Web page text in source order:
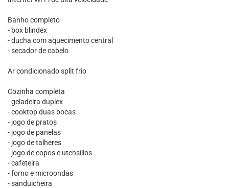
Banho completo
- box blindex
- ducha com aquecimento central
- secador de cabelo
Ar condicionado split frio
Cozinha completa
- geladeira duplex
- cooktop duas bocas
- jogo de pratos
- jogo de panelas
- jogo de talheres
- jogo de copos e utensílios
- cafeteira
- forno e microondas
- sanduicheira